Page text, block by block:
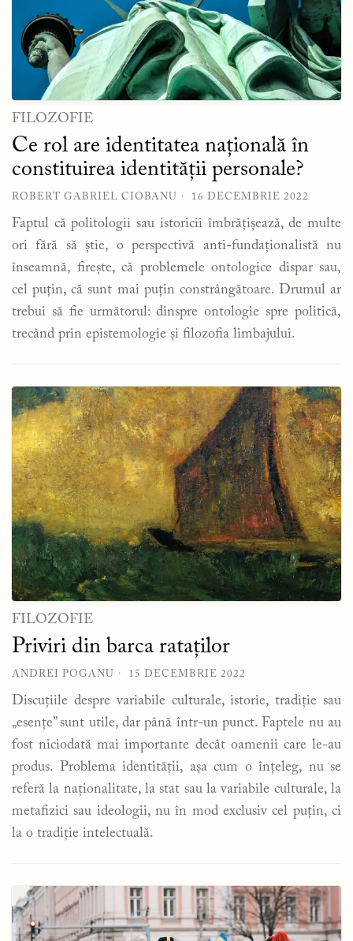
FILOZOFIE
Ce rol are identitatea națională în
constituirea identității personale?
ROBERT GABRIEL CIOBANU 16 DECEMBRIE 2022
Faptul că politologii sau istoricii îmbrățișează, de multe
ori fără să știe, o perspectivă anti-fundaționalistă nu
înseamnă, firește, că problemele ontologice dispar sau,
cel puțin, că sunt mai puțin constrângătoare. Drumul ar
trebui să fie următorul: dinspre ontologie spre politică,
trecând prin epistemologie și filozofia limbajului.
FILOZOFIE
Priviri din barca rataților
ANDREI POGANU 15 DECEMBRIE 2022
Discuțiile despre variabile culturale, istorie, tradiție sau
„esențe” sunt utile, dar până într-un punct. Faptele nu au
fost niciodată mai importante decât oamenii care le-au
produs. Problema identității, așa cum o înțeleg, nu se
referă la naționalitate, la stat sau la variabile culturale, la
metafizici sau ideologii, nu în mod exclusiv cel puțin, ci
la o tradiție intelectuală.